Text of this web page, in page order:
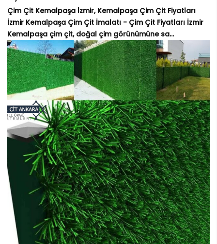
Çim Çit Kemalpaşa İzmir, Kemalpaşa Çim Çit Fiyatları
İzmir Kemalpaşa Çim Çit İmalatı - Çim Çit Fiyatları İzmir
Kemalpaşa çim çit, doğal çim görünümüne sa...